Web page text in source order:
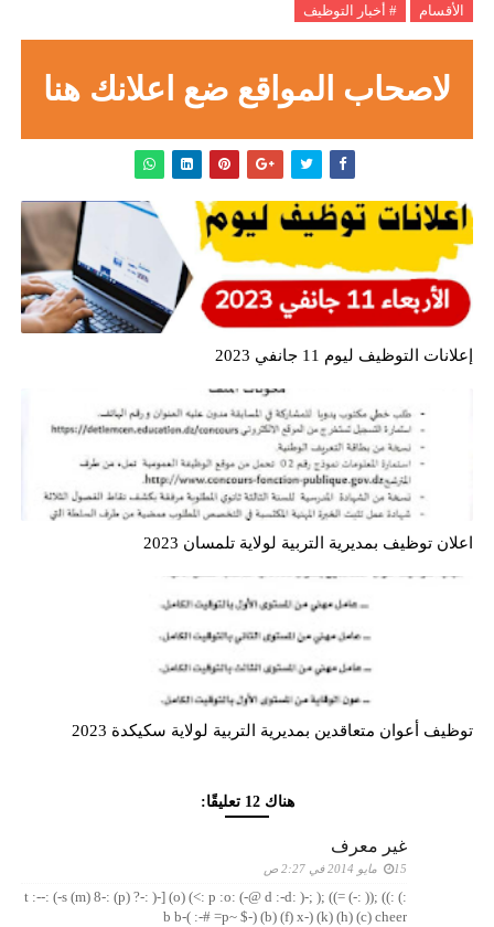
الأقسام # أخبار التوظيف
لاصحاب المواقع ضع اعلانك هنا
إعلانات التوظيف ليوم 11 جانفي 2023
اعلان توظيف بمديرية التربية لولاية تلمسان 2023
توظيف أعوان متعاقدين بمديرية التربية لولاية سكيكدة 2023
هناك 12 تعليقًا:
غير معرف
15 مايو 2014 في 2:27 ص
:) :)) ;(( :-) =)) ;( ;-( :d :-d @-) :p :o :>) (o) [-( :-? (p) :-s (m) 8-) :-t :-
b b-( :-# =p~ $-) (b) (f) x-) (k) (h) (c) cheer